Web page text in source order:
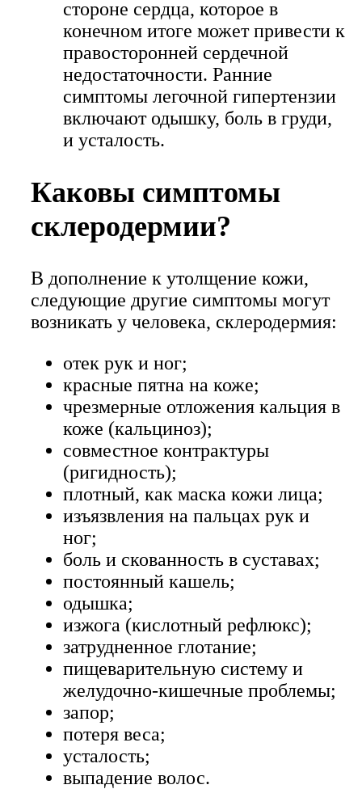
стороне сердца, которое в
конечном итоге может привести к
правосторонней сердечной
недостаточности. Ранние
симптомы легочной гипертензии
включают одышку, боль в груди,
и усталость.
Каковы симптомы
склеродермии?
В дополнение к утолщение кожи,
следующие другие симптомы могут
возникать у человека, склеродермия:
отек рук и ног;
красные пятна на коже;
чрезмерные отложения кальция в
коже (кальциноз);
совместное контрактуры
(ригидность);
плотный, как маска кожи лица;
изъязвления на пальцах рук и
ног;
боль и скованность в суставах;
постоянный кашель;
одышка;
изжога (кислотный рефлюкс);
затрудненное глотание;
пищеварительную систему и
желудочно-кишечные проблемы;
запор;
потеря веса;
усталость;
выпадение волос.